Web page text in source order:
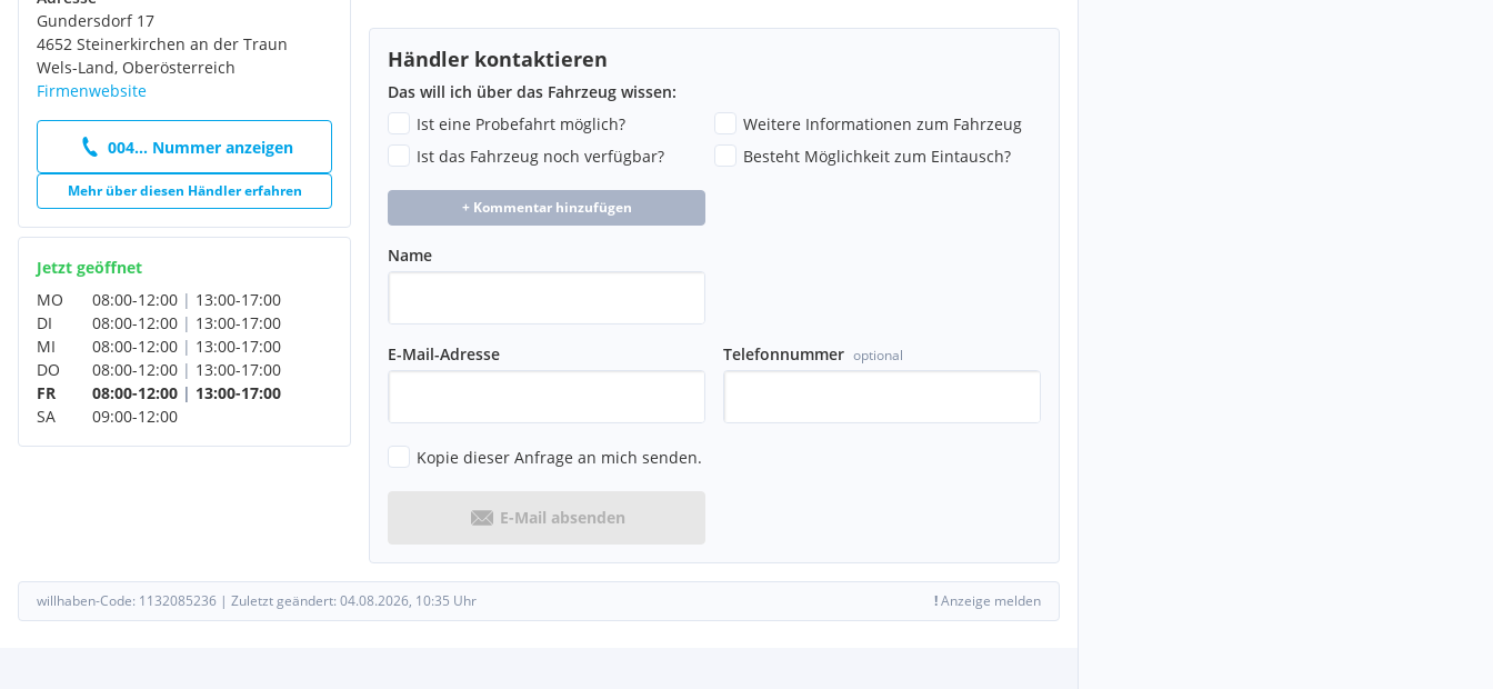
Gundersdorf 17
4652 Steinerkirchen an der Traun
Wels-Land, Oberösterreich
Firmenwebsite
004... Nummer anzeigen
Mehr über diesen Händler erfahren
Jetzt geöffnet
MO
08:00-12:00 | 13:00-17:00
DI
08:00-12:00 | 13:00-17:00
MI
08:00-12:00 | 13:00-17:00
DO
08:00-12:00 | 13:00-17:00
FR
08:00-12:00 | 13:00-17:00
SA
09:00-12:00
Händler kontaktieren
Das will ich über das Fahrzeug wissen:
Ist eine Probefahrt möglich?
Weitere Informationen zum Fahrzeug
Ist das Fahrzeug noch verfügbar?
Besteht Möglichkeit zum Eintausch?
+ Kommentar hinzufügen
Name
E-Mail-Adresse Telefonnummer optional
Kopie dieser Anfrage an mich senden.
E-Mail absenden
willhaben-Code: 1132085236 | Zuletzt geändert: 04.08.2026, 10:35 Uhr !Anzeige melden